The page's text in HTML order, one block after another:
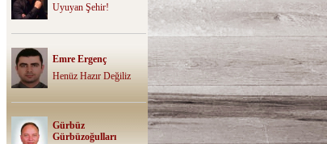
Uyuyan Şehir!
Emre Ergenç
Henüz Hazır Değiliz
Gürbüz
Gürbüzoğulları